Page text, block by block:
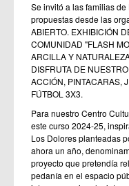
Se invitó a las familias
propuestas desde las
ABIERTO. EXHIBICIÓN
COMUNIDAD "FLASH
ARCILLA Y
DISFRUTA DE
ACCIÓN, PINTACARAS,
FÚTBOL 3X3.
Para nuestro Centro
este curso 2024-25,
Los Dolores planteadas
ahora un año,
proyecto que pretendía
pedanía en el espacio